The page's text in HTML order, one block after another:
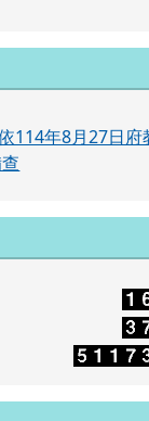
114年8月27日府